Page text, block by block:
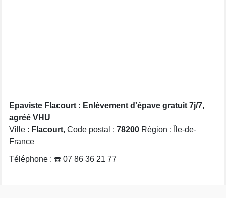
Epaviste Flacourt : Enlèvement d'épave gratuit 7j/7,
agréé VHU
Ville : Flacourt, Code postal : 78200 Région : Île-de-
France
Téléphone : ☎️ 07 86 36 21 77